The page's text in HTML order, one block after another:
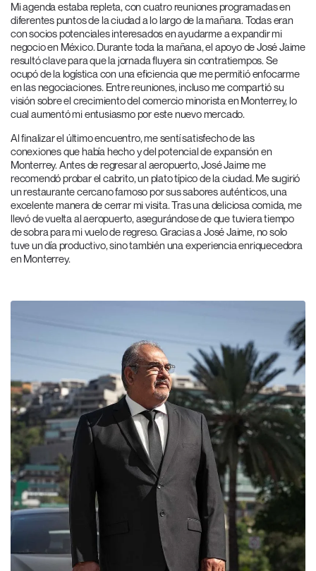
Mi agenda estaba repleta, con cuatro reuniones programadas en
diferentes puntos de la ciudad a lo largo de la mañana. Todas eran
con socios potenciales interesados en ayudarme a expandir mi
negocio en México. Durante toda la mañana, el apoyo de José Jaime
resultó clave para que la jornada fluyera sin contratiempos. Se
ocupó de la logística con una eficiencia que me permitió enfocarme
en las negociaciones. Entre reuniones, incluso me compartió su
visión sobre el crecimiento del comercio minorista en Monterrey, lo
cual aumentó mi entusiasmo por este nuevo mercado.
Al finalizar el último encuentro, me sentí satisfecho de las
conexiones que había hecho y del potencial de expansión en
Monterrey. Antes de regresar al aeropuerto, José Jaime me
recomendó probar el cabrito, un plato típico de la ciudad. Me sugirió
un restaurante cercano famoso por sus sabores auténticos, una
excelente manera de cerrar mi visita. Tras una deliciosa comida, me
llevó de vuelta al aeropuerto, asegurándose de que tuviera tiempo
de sobra para mi vuelo de regreso. Gracias a José Jaime, no solo
tuve un día productivo, sino también una experiencia enriquecedora
en Monterrey.